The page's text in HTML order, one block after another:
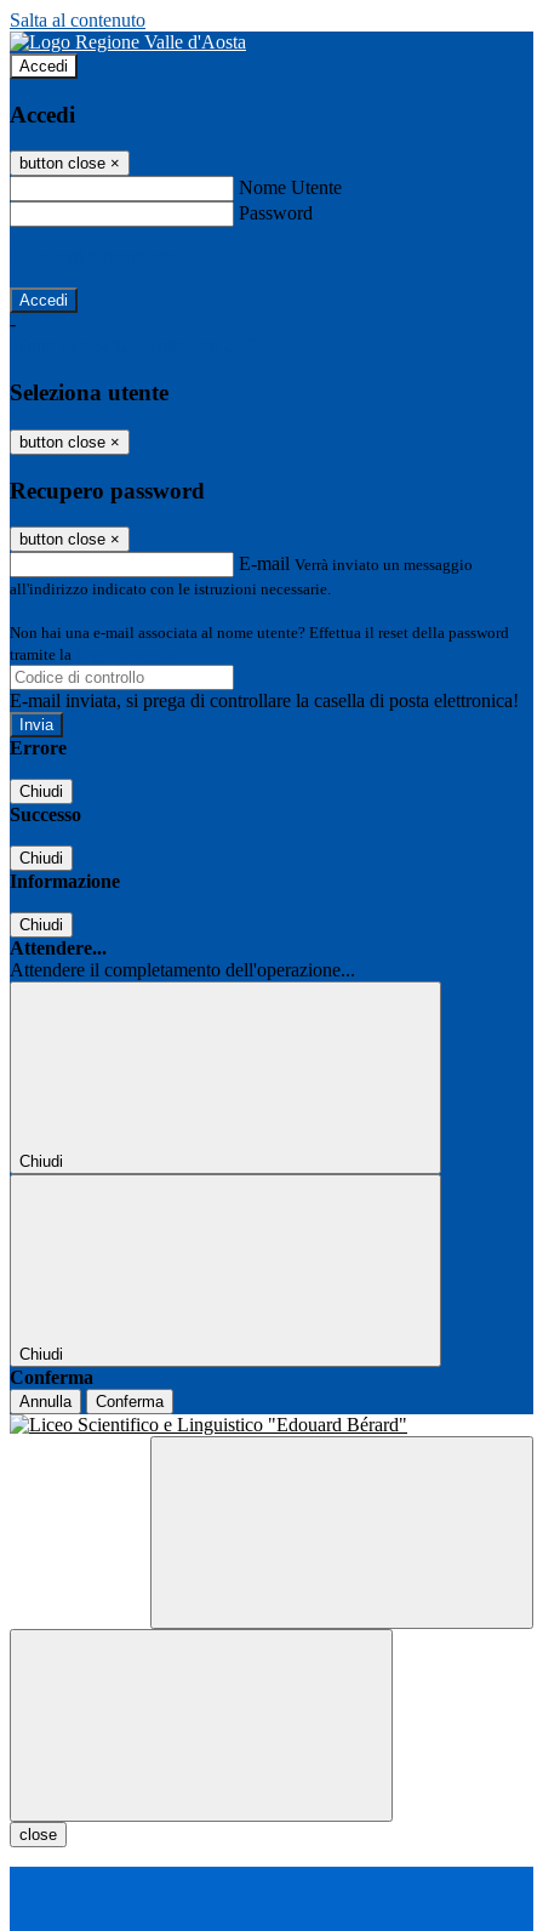
Salta al contenuto
Accedi
Accedi
button close ×
Nome Utente
Password
-
Seleziona utente
button close ×
Recupero password
button close ×
E-mail Verrà inviato un messaggio
all'indirizzo indicato con le istruzioni necessarie.
Non hai una e-mail associata al nome utente? Effettua il reset della password
tramite la
E-mail inviata, si prega di controllare la casella di posta elettronica!
Errore
Chiudi
Successo
Chiudi
Informazione
Chiudi
Attendere...
Attendere il completamento dell'operazione...
Chiudi
Chiudi
Conferma
Annulla Conferma
close